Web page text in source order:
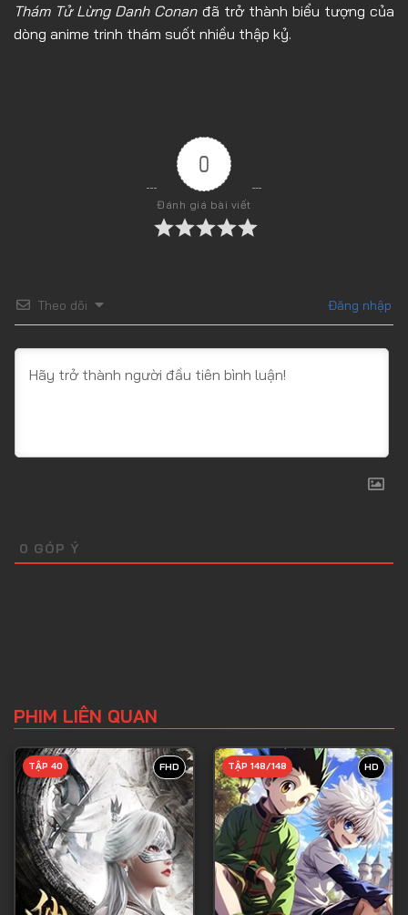
Tập 30
Tập 34
Tập 35
Tập 36
Tập 37
Tập 44
Tập 53
Tập 54
Tập 55
Tập 56
Tập 57
Tập 58
Thám Tử Lừng Danh Conanđã trở thành biểu tượng của
dòng anime trinh thám suốt nhiều thập kỷ.
0
Đánh giá bài viết
Theo dõi Đăng nhập
0 GÓP Ý
PHIM LIÊN QUAN
FHD
TẬP 40 HD
TẬP 148/148